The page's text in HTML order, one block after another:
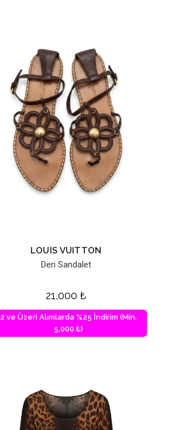
LOUIS VUITTON
Deri Sandalet
21,000 ₺
2 ve Üzeri Alımlarda %25 İndirim (Min.
5,000 ₺)